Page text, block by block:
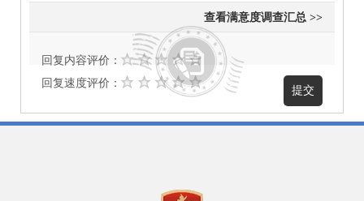
查看满意度调查汇总 >>
回复内容评价：
回复速度评价：